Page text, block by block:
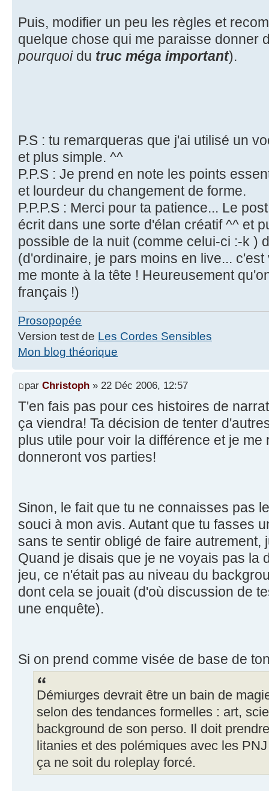
Puis, modifier un peu les règles et
quelque chose qui me paraisse donner
pourquoidu truc méga important).
P.S : tu remarqueras que j'ai utilisé un
et plus simple. ^^
P.P.S : Je prend en note les points
et lourdeur du changement de forme.
P.P.P.S : Merci pour ta patience... Le
écrit dans une sorte d'élan créatif ^^ et
possible de la nuit (comme celui-ci :-k )
(d'ordinaire, je pars moins en live...
me monte à la tête ! Heureusement
français !)
Prosopopée
Version test de Les Cordes Sensibles
Mon blog théorique
par Christoph » 22 Déc 2006, 12:57
T'en fais pas pour ces histoires de
ça viendra! Ta décision de tenter
plus utile pour voir la différence et je
donneront vos parties!
Sinon, le fait que tu ne connaisses pas
souci à mon avis. Autant que tu fasses
sans te sentir obligé de faire autrement,
Quand je disais que je ne voyais pas la
jeu, ce n'était pas au niveau du
dont cela se jouait (d'où discussion de
une enquête).
Si on prend comme visée de base de
Démiurges devrait être un bain de
selon des tendances formelles : art,
background de son perso. Il doit
litanies et des polémiques avec les
ça ne soit du roleplay forcé.